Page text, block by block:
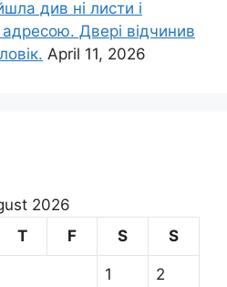
див ні листи і
адресою. Двері відчинив
April 11, 2026
2026
T F S S
1 2